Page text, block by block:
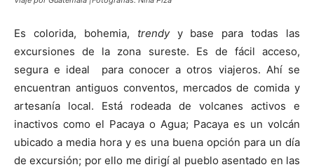
Es colorida, bohemia, trendyy base para todas las
excursiones de la zona sureste. Es de fácil acceso,
segura e ideal para conocer a otros viajeros. Ahí se
encuentran antiguos conventos, mercados de comida y
artesanía local. Está rodeada de volcanes activos e
inactivos como el Pacaya o Agua; Pacaya es un volcán
ubicado a media hora y es una buena opción para un día
de excursión; por ello me dirigí al pueblo asentado en las